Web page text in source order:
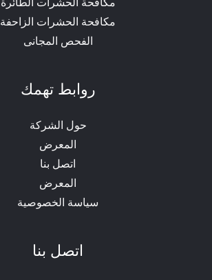
مكافحة الحشرات الطائرة
مكافحة الحشرات الزاحفة
الفحص المجانى
روابط تهمك
حول الشركة
المعرض
اتصل بنا
المعرض
سياسة الخصوصية
اتصل بنا